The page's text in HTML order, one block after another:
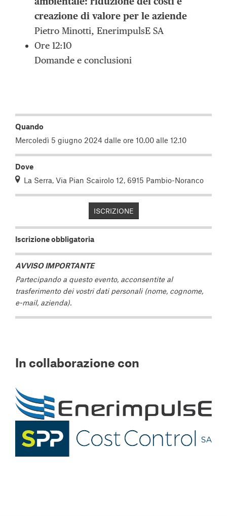
creazione di valore per le aziende
Pietro Minotti, EnerimpulsE SA
Ore 12:10
Domande e conclusioni
Quando
Mercoledì 5 giugno 2024 dalle ore 10.00 alle 12.10
Dove
La Serra, Via Pian Scairolo 12, 6915 Pambio-Noranco
ISCRIZIONE
Iscrizione obbligatoria
AVVISO IMPORTANTE
Partecipando a questo evento, acconsentite al
trasferimento dei vostri dati personali (nome, cognome,
e-mail, azienda).
In collaborazione con